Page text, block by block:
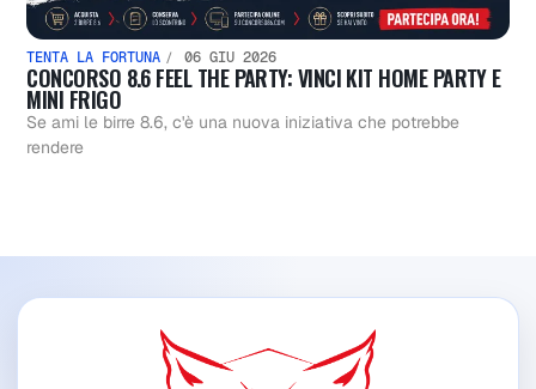
TENTA LA FORTUNA 06 GIU 2026
CONCORSO 8.6 FEEL THE PARTY: VINCI KIT HOME PARTY E
MINI FRIGO
Se ami le birre 8.6, c'è una nuova iniziativa che potrebbe
rendere